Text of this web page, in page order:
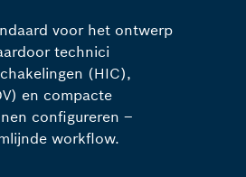
voor het ontwerp
technici
(HIC),
en compacte
configureren –
workflow.